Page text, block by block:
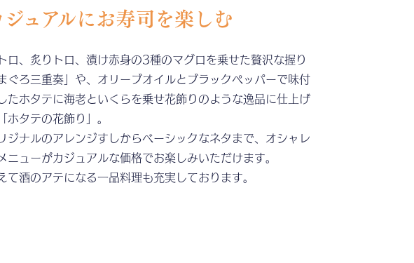
ュアルにお寿司を楽しむ
ロ、炙りトロ、漬け赤身の3種のマグロを乗せた贅沢な握り
まぐろ三重奏」や、オリーブオイルとブラックペッパーで味付
たホタテに海老といくらを乗せ花飾りのような逸品に仕上げ
ホタテの花飾り」。
ジナルのアレンジすしからベーシックなネタまで、オシャレ
ニューがカジュアルな価格でお楽しみいただけます。
て酒のアテになる一品料理も充実しております。